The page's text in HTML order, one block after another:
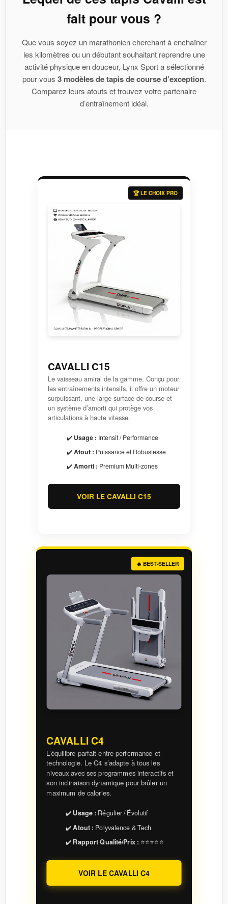
fait pour vous ?
Que vous soyez un marathonien cherchant à enchaîner
les kilomètres ou un débutant souhaitant reprendre une
activité physique en douceur, Lynx Sport a sélectionné
pour vous 3 modèles de tapis de course d’exception.
Comparez leurs atouts et trouvez votre partenaire
d’entraînement idéal.
🏆 LE CHOIX PRO
CAVALLI C15
Le vaisseau amiral de la gamme. Conçu pour
les entraînements intensifs, il offre un moteur
surpuissant, une large surface de course et
un système d’amorti qui protège vos
articulations à haute vitesse.
✔️ Usage : Intensif / Performance
✔️Atout : Puissance et Robustesse
✔️Amorti : Premium Multi-zones
VOIR LE CAVALLI C15
🔥 BEST-SELLER
CAVALLI C4
L’équilibre parfait entre performance et
technologie. Le C4 s’adapte à tous les
niveaux avec ses programmes interactifs et
son inclinaison dynamique pour brûler un
maximum de calories.
✔️ Usage : Régulier / Évolutif
✔️Atout : Polyvalence & Tech
✔️ Rapport Qualité/Prix : ⭐⭐⭐⭐⭐
VOIR LE CAVALLI C4